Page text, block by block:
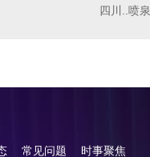
四川..喷泉
常见问题 时事聚焦